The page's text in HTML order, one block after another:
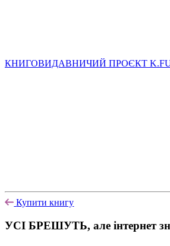
КНИГОВИДАВНИЧИЙ ПРОЄКТ
Купити книгу
УСІ БРЕШУТЬ, але інтернет